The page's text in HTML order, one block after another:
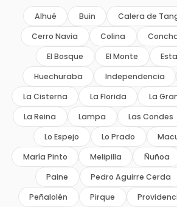
Alhué Buin Calera de
Cerro Navia
Colina
El Bosque
El Monte
Huechuraba
Independencia
La Cisterna
La Florida La
La Reina
Lampa Las Condes
Lo Espejo
Lo Prado
María Pinto
Melipilla Ñuñoa
Paine
Pedro Aguirre Cerda
Peñalolén
Pirque